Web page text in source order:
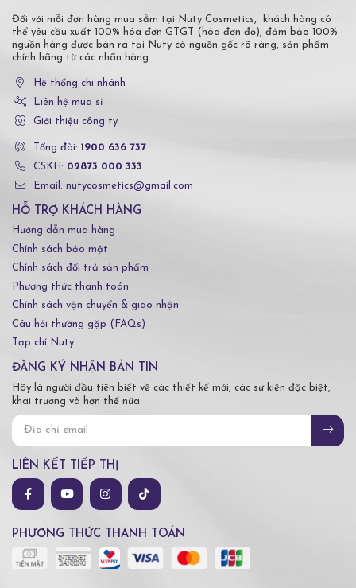
Đối với mỗi đơn hàng mua sắm tại Nuty Cosmetics, khách hàng có
thể yêu cầu xuất 100% hóa đơn GTGT (hóa đơn đỏ), đảm bảo 100%
nguồn hàng được bán ra tại Nuty có nguồn gốc rõ ràng, sản phẩm
chính hãng từ các nhãn hàng.
Hệ thống chi nhánh
Liên hệ mua sỉ
Giới thiệu công ty
Tổng đài: 1900 636 737
CSKH: 02873 000 333
Email: nutycosmetics@gmail.com
HỖ TRỢ KHÁCH HÀNG
Hướng dẫn mua hàng
Chính sách bảo mật
Chính sách đổi trả sản phẩm
Phương thức thanh toán
Chính sách vận chuyển & giao nhận
Câu hỏi thường gặp (FAQs)
Tạp chí Nuty
ĐĂNG KÝ NHẬN BẢN TIN
Hãy là người đầu tiên biết về các thiết kế mới, các sự kiện đặc biệt,
khai trương và hơn thế nữa.
LIÊN KẾT TIẾP THỊ
PHƯƠNG THỨC THANH TOÁN